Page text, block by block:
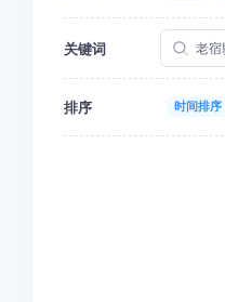
关键词
排序 时间排序